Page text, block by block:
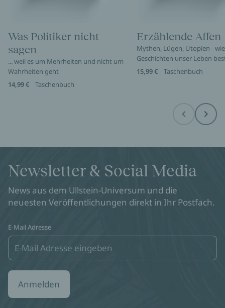
Was Politiker nicht
sagen
... weil es um Mehrheiten und nicht um
Wahrheiten geht
14,99 €
Taschenbuch
Erzählende Affen
Mythen, Lügen, Utopien - wie
Geschichten unser Leben
15,99 €
Taschenbuch
Before Next
Newsletter & Social Media
News aus dem Ullstein-Universum und die
neuesten Veröffentlichungen direkt in Ihr Postfach.
E-Mail Adresse
Anmelden